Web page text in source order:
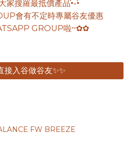
家搜羅最抵價產品•̀֊•́
會有不定時專屬谷友優惠
GROUP啦~✿✿
接入谷做谷友✨✨